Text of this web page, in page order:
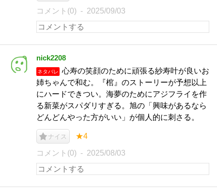
コメント(0) 2025/09/03
nick2208
ネタバレ
心寿の笑顔のために頑張る紗寿叶が良いお
姉ちゃんで和む。『棺』のストーリーが予想以上
にハードできつい。海夢のためにアジフライを作
る新菜がスパダリすぎる。旭の「興味があるなら
どんどんやった方がいい」が個人的に刺さる。
ナイス ★4
コメント(0) 2025/08/03